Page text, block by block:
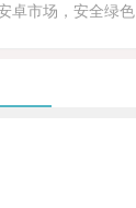
卓市场，安全绿色